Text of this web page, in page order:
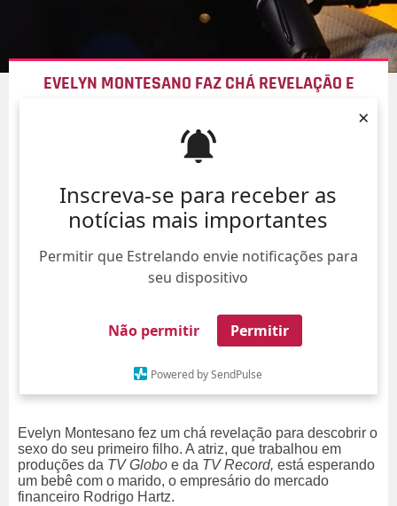
Inscreva-se para receber as
notícias mais importantes
Permitir que Estrelando envie notificações para
seu dispositivo
Não permitir Permitir
Powered by SendPulse
×
EVELYN MONTESANO FAZ CHÁ REVELAÇÃO E
06/Ago/
Evelyn Montesano fez um chá revelação para descobrir o
sexo do seu primeiro filho. A atriz, que trabalhou em
produções da TV Globo e da TV Record, está esperando
um bebê com o marido, o empresário do mercado
financeiro Rodrigo Hartz.